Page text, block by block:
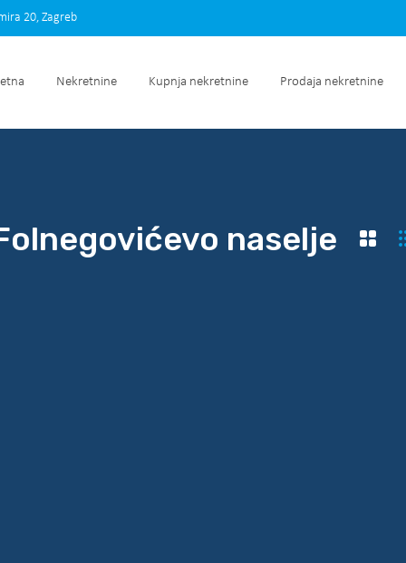
Početna Nekretnine Kupnja nekretnine Prodaja
20, Zagreb
Nekretnine Kupnja nekretnine Prodaja nekretnine
naselje